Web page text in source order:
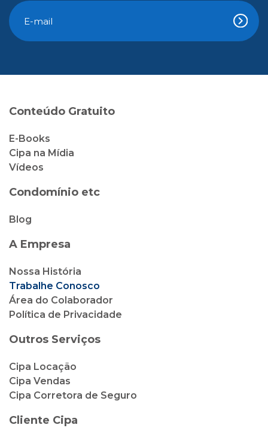
Conteúdo Gratuito
E-Books
Cipa na Mídia
Vídeos
Condomínio etc
Blog
A Empresa
Nossa História
Trabalhe Conosco
Área do Colaborador
Política de Privacidade
Outros Serviços
Cipa Locação
Cipa Vendas
Cipa Corretora de Seguro
Cliente Cipa